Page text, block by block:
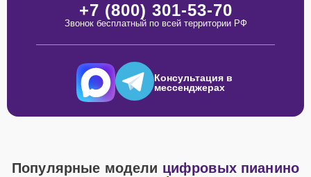
+7 (800) 301-53-70
Звонок бесплатный по всей территории РФ
Консультация в
мессенджерах
Популярные модели цифровых пианино